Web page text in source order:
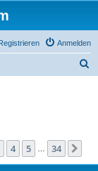
Anmelden
344 5 34